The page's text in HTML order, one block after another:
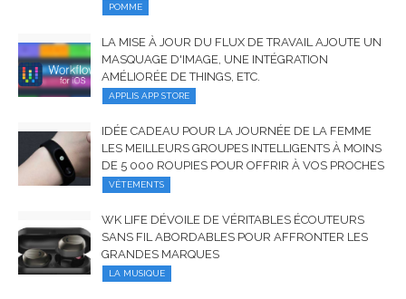
POMME
LA MISE À JOUR DU FLUX DE TRAVAIL AJOUTE UN
MASQUAGE D'IMAGE, UNE INTÉGRATION
AMÉLIORÉE DE THINGS, ETC.
APPLIS APP STORE
IDÉE CADEAU POUR LA JOURNÉE DE LA FEMME
LES MEILLEURS GROUPES INTELLIGENTS À MOINS
DE 5 000 ROUPIES POUR OFFRIR À VOS PROCHES
VÊTEMENTS
WK LIFE DÉVOILE DE VÉRITABLES ÉCOUTEURS
SANS FIL ABORDABLES POUR AFFRONTER LES
GRANDES MARQUES
LA MUSIQUE